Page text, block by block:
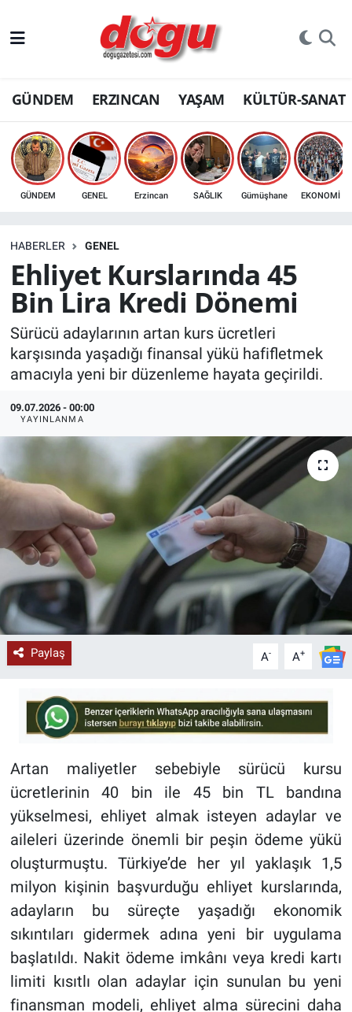
GÜNDEM ERZINCAN YAŞAM KÜLTÜR-SANAT
GÜNDEM GENEL Erzincan SAĞLIK Gümüşhane EKONOMİ
HABERLER GENEL
Ehliyet Kurslarında 45
Bin Lira Kredi Dönemi
Sürücü adaylarının artan kurs ücretleri
karşısında yaşadığı finansal yükü hafifletmek
amacıyla yeni bir düzenleme hayata geçirildi.
09.07.2026 - 00:00
YAYINLANMA
Paylaş A- A+
Artan maliyetler sebebiyle sürücü kursu
ücretlerinin 40 bin ile 45 bin TL bandına
yükselmesi, ehliyet almak isteyen adaylar ve
aileleri üzerinde önemli bir peşin ödeme yükü
oluşturmuştu. Türkiye’de her yıl yaklaşık 1,5
milyon kişinin başvurduğu ehliyet kurslarında,
adayların bu süreçte yaşadığı ekonomik
sıkıntıları gidermek adına yeni bir uygulama
başlatıldı. Nakit ödeme imkânı veya kredi kartı
limiti kısıtlı olan adaylar için sunulan bu yeni
finansman modeli, ehliyet alma sürecini daha
ERZINCAN
GÜNDEM
ERZİNCAN FOTOĞRAFLARI
SAĞLIK
EKONOMİ
Bilim, teknoloji
GENEL
KÜLTÜR-SANAT
Yerel Haber
SPOR
YAŞAM
RESMİ İLAN